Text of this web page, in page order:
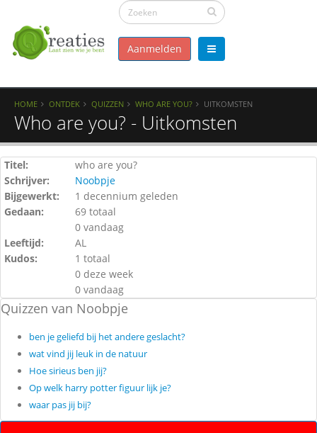
Aanmelden
HOME ONTDEK QUIZZEN WHO ARE YOU? UITKOMSTEN
Who are you? - Uitkomsten
Titel:
who are you?
Schrijver:
Noobpje
Bijgewerkt:
1 decennium geleden
Gedaan:
69 totaal
0 vandaag
Leeftijd:
AL
Kudos:
1 totaal
0 deze week
0 vandaag
Quizzen van Noobpje
ben je geliefd bij het andere geslacht?
wat vind jij leuk in de natuur
Hoe sirieus ben jij?
Op welk harry potter figuur lijk je?
waar pas jij bij?